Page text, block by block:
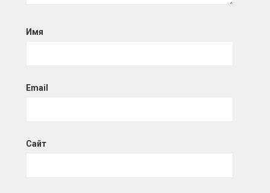
Имя
Email
Сайт